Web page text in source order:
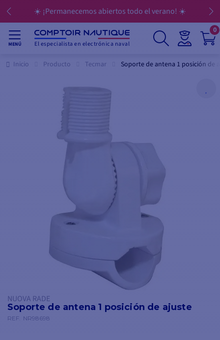
☀️ ¡Permanecemos abiertos todo el verano! ☀️
MENÚ El especialista en electrónica naval
0
Inicio Producto Tecmar Soporte de antena 1 posición de
NUOVA RADE
Soporte de antena 1 posición de ajuste
REF. NR98698